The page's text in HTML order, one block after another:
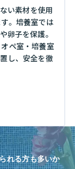
い素材を使用
。培養室では
卵子を保護。
ペ室・培養室
し、安全を徹
れる方も多いか